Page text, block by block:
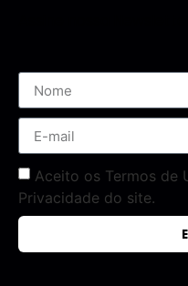
Aceito os Termos de
Privacidade do site.